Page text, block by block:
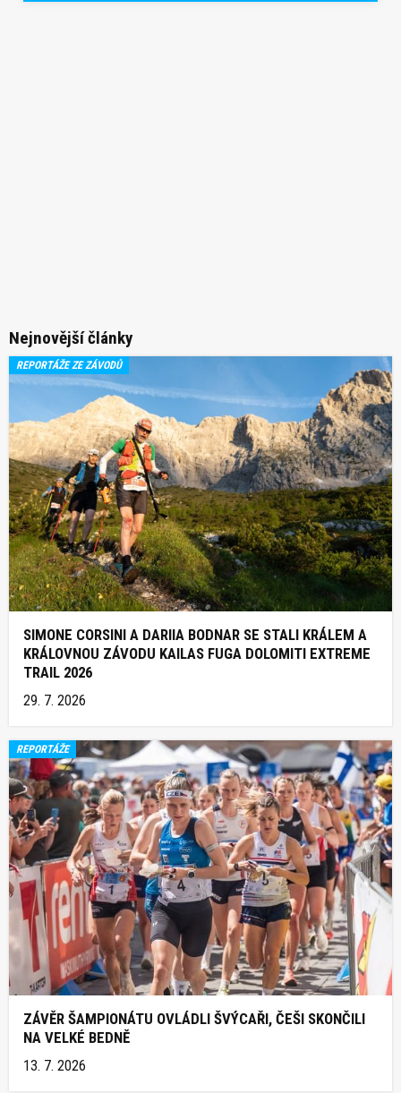
Nejnovější články
REPORTÁŽE ZE ZÁVODŮ
SIMONE CORSINI A DARIIA BODNAR SE STALI KRÁLEM A
KRÁLOVNOU ZÁVODU KAILAS FUGA DOLOMITI EXTREME
TRAIL 2026
29. 7. 2026
REPORTÁŽE
ZÁVĚR ŠAMPIONÁTU OVLÁDLI ŠVÝCAŘI, ČEŠI SKONČILI
NA VELKÉ BEDNĚ
13. 7. 2026